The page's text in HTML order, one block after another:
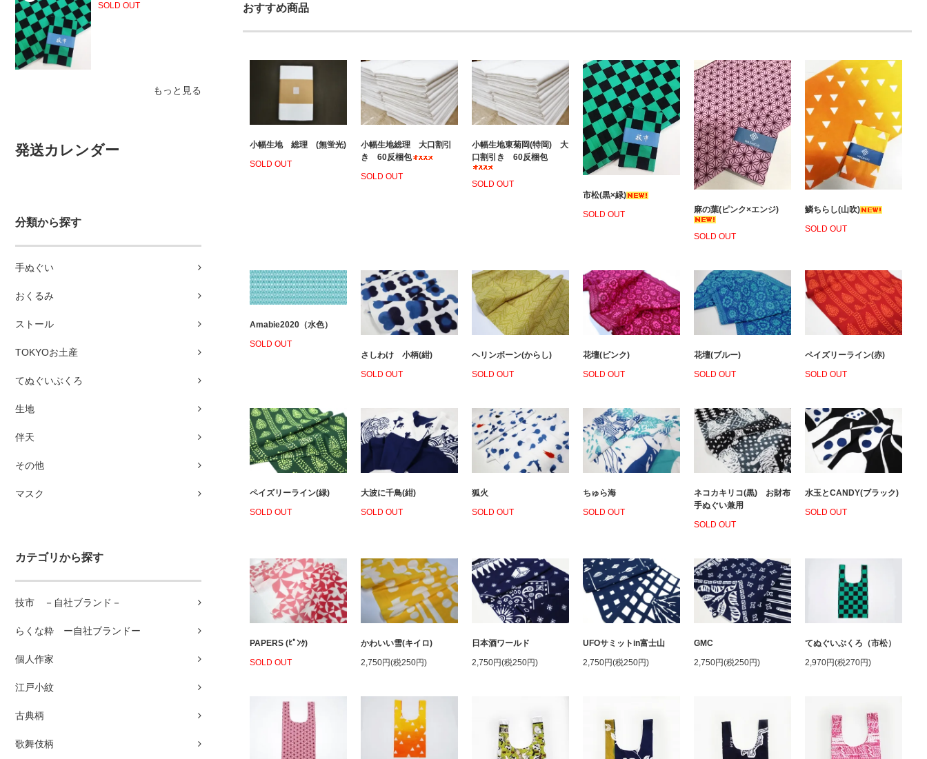
SOLD OUT
もっと見る
発送カレンダー
分類から探す
手ぬぐい
おくるみ
ストール
TOKYOお土産
てぬぐいぶくろ
生地
伴天
その他
マスク
カテゴリから探す
技市 －自社ブランド－
らくな粋 ー自社ブランドー
個人作家
江戸小紋
古典柄
歌舞伎柄
おすすめ商品
小幅生地 総理 (無蛍光)
SOLD OUT
小幅生地総理 大口割引
き 60反梱包
SOLD OUT
小幅生地東菊岡(特岡) 大
口割引き 60反梱包
SOLD OUT
市松(黒×緑)
SOLD OUT
麻の葉(ピンク×エンジ)
SOLD OUT
鱗ちらし(山吹)
SOLD OUT
Amabie2020（水色）
SOLD OUT
さしわけ 小柄(紺)
SOLD OUT
ヘリンボーン(からし)
SOLD OUT
花壇(ピンク)
SOLD OUT
花壇(ブルー)
SOLD OUT
ペイズリーライン(赤)
SOLD OUT
ペイズリーライン(緑)
SOLD OUT
大波に千鳥(紺)
SOLD OUT
狐火
SOLD OUT
ちゅら海
SOLD OUT
ネコカキリコ(黒) お財布
手ぬぐい兼用
SOLD OUT
水玉とCANDY(ブラック)
SOLD OUT
PAPERS (ﾋﾟﾝｸ)
SOLD OUT
かわいい雪(キイロ)
2,750円(税250円)
日本酒ワールド
2,750円(税250円)
UFOサミットin富士山
2,750円(税250円)
GMC
2,750円(税250円)
てぬぐいぶくろ（市松）
2,970円(税270円)